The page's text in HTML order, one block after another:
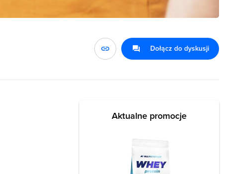
Dołącz do dyskusji
Aktualne promocje